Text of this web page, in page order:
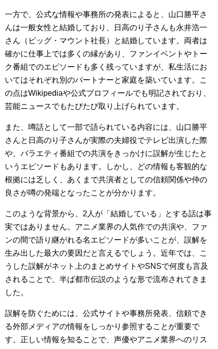
一方で、公式な情報や事務所の発表によると、山口勝平さ
んは一般女性と結婚しており、日高のり子さんも永井浩一
さん（ビッグ・マウント社長）と結婚しています。両者は
確かに仕事上では多くの縁があり、ファンイベントやトー
ク番組でのエピソードも多く残っていますが、私生活にお
いてはそれぞれ別のパートナーと家庭を築いています。こ
の点はWikipediaや公式プロフィールでも明記されており、
芸能ニュースでもたびたび取り上げられています。
また、噂話として一部で語られている内容には、山口勝平
さんと日高のり子さんが実際の夫婦役でテレビ出演した際
や、バラエティ番組での共演をきっかけに誤解が生じたと
いうエピソードもあります。しかし、どの情報も客観的な
根拠には乏しく、あくまで共演者としての信頼関係や仲の
良さが噂の発端となったことが分かります。
このような背景から、2人が「結婚している」とする話は事
実ではありません。アニメ業界の人気作での共演や、ファ
ンの間で語り継がれる名エピソードが多いことが、誤解を
生み出した最大の要因だと言えるでしょう。近年では、こ
うした誤解がネット上のまとめサイトやSNSで何度も言及
されることで、半ば都市伝説のような形で流布されてきま
した。
誤解を防ぐためには、公式サイトや事務所発表、信頼でき
る外部メディアの情報をしっかり参照することが重要で
す。正しい情報を知ることで、声優やアニメ業界へのリス